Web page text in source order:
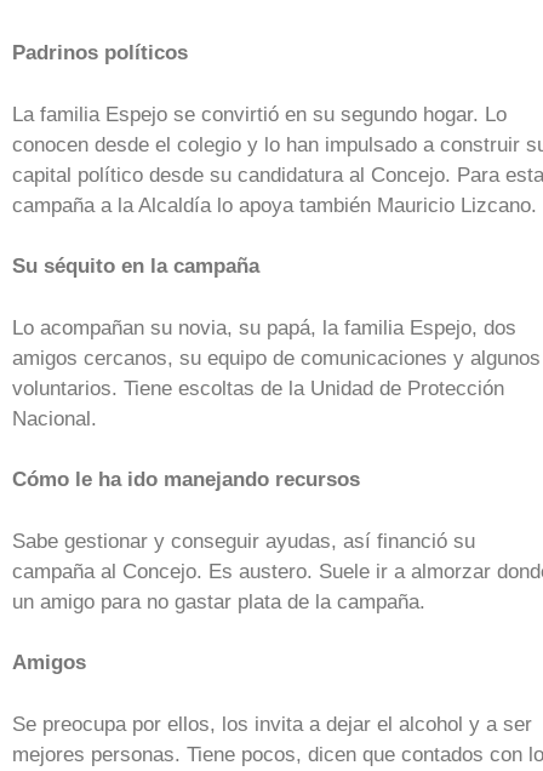
Padrinos políticos
La familia Espejo se convirtió en su segundo hogar. Lo
conocen desde el colegio y lo han impulsado a construir
capital político desde su candidatura al Concejo. Para esta
campaña a la Alcaldía lo apoya también Mauricio Lizcano.
Su séquito en la campaña
Lo acompañan su novia, su papá, la familia Espejo, dos
amigos cercanos, su equipo de comunicaciones y algunos
voluntarios. Tiene escoltas de la Unidad de Protección
Nacional.
Cómo le ha ido manejando recursos
Sabe gestionar y conseguir ayudas, así financió su
campaña al Concejo. Es austero. Suele ir a almorzar
un amigo para no gastar plata de la campaña.
Amigos
Se preocupa por ellos, los invita a dejar el alcohol y a ser
mejores personas. Tiene pocos, dicen que contados con